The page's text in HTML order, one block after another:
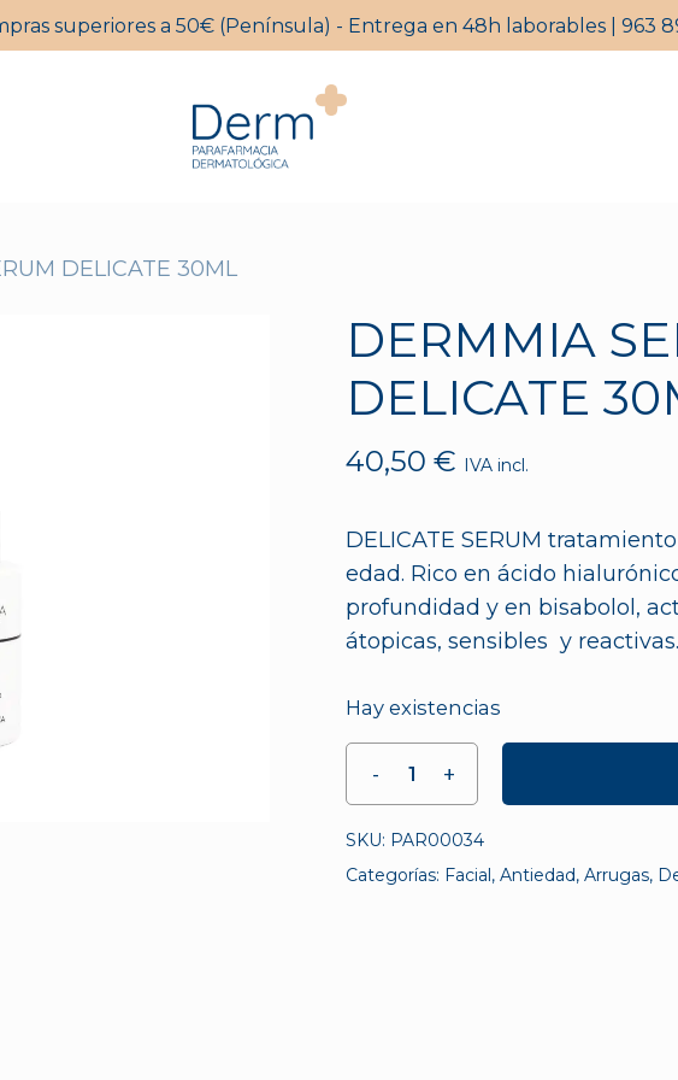
superiores a 50€ (Península) - Entrega en 48h laborables | 963
Carrito
DELICATE 30ML
DERMMIA
DELICATE
40,50€ IVA incl.
DELICATE SERUM
edad. Rico en ácido
profundidad y en bisabolol,
átopicas, sensibles y reactivas.
Hay existencias
SKU: PAR00034
Categorías: Facial,Antiedad,Arrugas,